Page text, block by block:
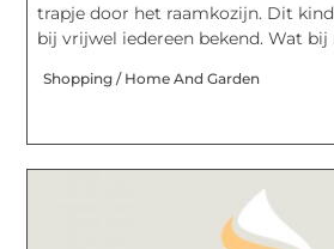
trapje door het raamkozijn. Dit
bij vrijwel iedereen bekend. Wat bij
Shopping / Home And Garden